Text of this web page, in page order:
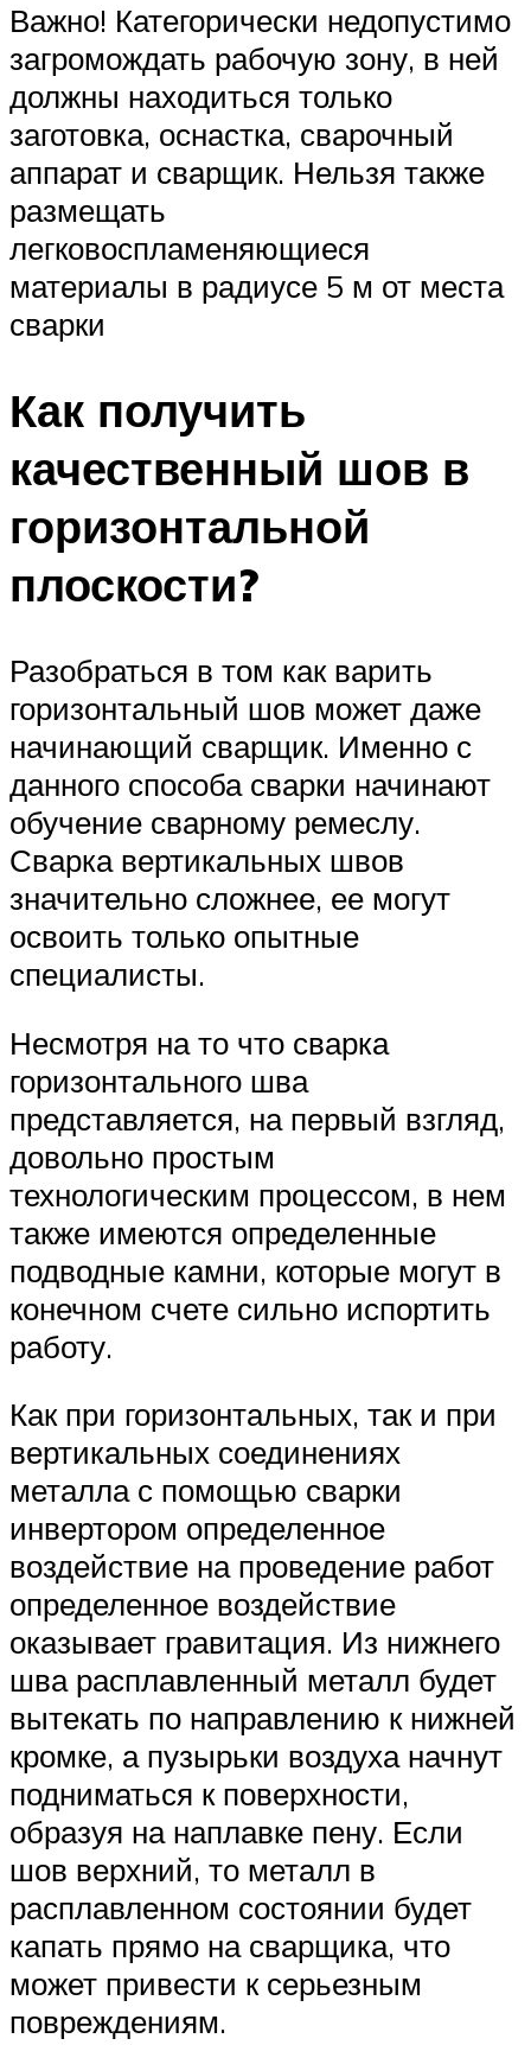
Важно! Категорически недопустимо
загромождать рабочую зону, в ней
должны находиться только
заготовка, оснастка, сварочный
аппарат и сварщик. Нельзя также
размещать
легковоспламеняющиеся
материалы в радиусе 5 м от места
сварки
Как получить
качественный шов в
горизонтальной
плоскости?
Разобраться в том как варить
горизонтальный шов может даже
начинающий сварщик. Именно с
данного способа сварки начинают
обучение сварному ремеслу.
Сварка вертикальных швов
значительно сложнее, ее могут
освоить только опытные
специалисты.
Несмотря на то что сварка
горизонтального шва
представляется, на первый взгляд,
довольно простым
технологическим процессом, в нем
также имеются определенные
подводные камни, которые могут в
конечном счете сильно испортить
работу.
Как при горизонтальных, так и при
вертикальных соединениях
металла с помощью сварки
инвертором определенное
воздействие на проведение работ
определенное воздействие
оказывает гравитация. Из нижнего
шва расплавленный металл будет
вытекать по направлению к нижней
кромке, а пузырьки воздуха начнут
подниматься к поверхности,
образуя на наплавке пену. Если
шов верхний, то металл в
расплавленном состоянии будет
капать прямо на сварщика, что
может привести к серьезным
повреждениям.